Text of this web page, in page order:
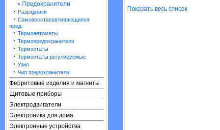
» Предохранители
· Разрядники
· Самовосстанавливающиеся
пред.
· Термоавтоматы
· Термопредохранители
· Термостаты
· Термостаты регулируемые
· Узип
· Чип предохранители
Ферритовые изделия и магниты
Щитовые приборы
Электродвигатели
Электроника для дома
Электронные устройства
Показать весь список